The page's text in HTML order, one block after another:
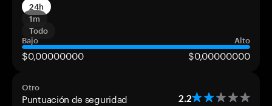
24h
1m
Todo
Bajo
Alto
$0,00000000 $0,00000000
Otro
Puntuación de seguridad 2.2